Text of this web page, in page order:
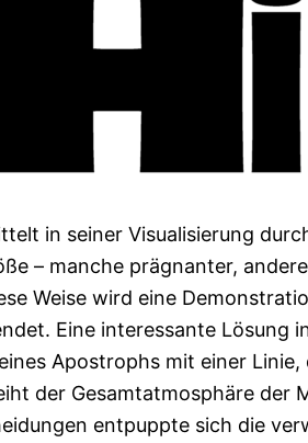
in seiner Visualisierung
– manche prägnanter,
Weise wird eine
Eine interessante Lösung
Apostrophs mit einer
der Gesamtatmosphäre der
entpuppte sich die